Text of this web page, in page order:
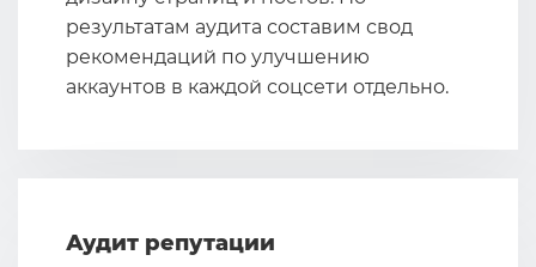
результатам аудита составим свод
рекомендаций по улучшению
аккаунтов в каждой соцсети отдельно.
Аудит репутации